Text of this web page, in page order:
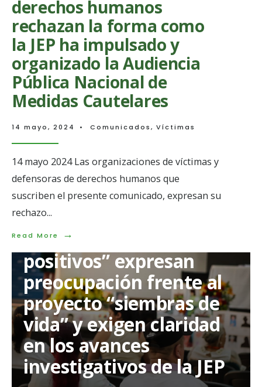
derechos humanos
rechazan la forma como
la JEP ha impulsado y
organizado la Audiencia
Pública Nacional de
Medidas Cautelares
14 mayo, 2024 • Comunicados, Víctimas
14 mayo 2024 Las organizaciones de víctimas y
defensoras de derechos humanos que
suscriben el presente comunicado, expresan su
rechazo...
Read More →
Read
Organizaciones
de
víctimas
y
defensoras
de
derechos
humanos
rechazan
la
forma
como
Víctimas de “falsos
positivos” expresan
preocupación frente al
proyecto “siembras de
vida” y exigen claridad
en los avances
investigativos de la JEP